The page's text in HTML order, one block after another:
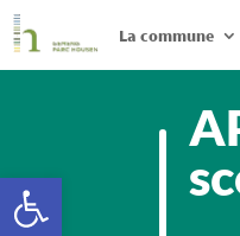
La commune
Ouvrir la barre d’outils